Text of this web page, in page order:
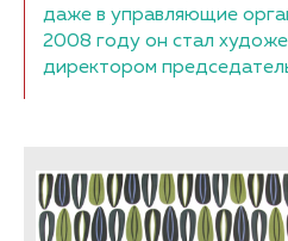
даже в управляющие
2008 году он стал
директором